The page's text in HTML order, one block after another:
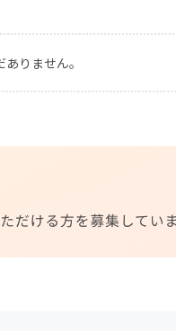
りません。